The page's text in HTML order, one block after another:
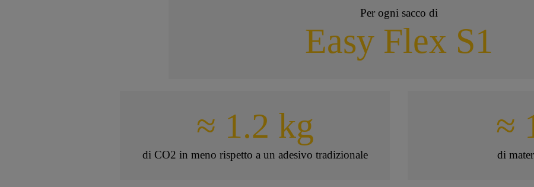
Per ogni sacco di
Easy Flex S1
≈ 1.2 kg
di CO2 in meno rispetto a un adesivo tradizionale
≈
di